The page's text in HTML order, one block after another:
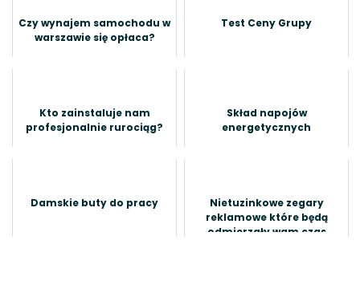
Czy wynajem samochodu w
warszawie się opłaca?
Test Ceny Grupy
Kto zainstaluje nam
profesjonalnie rurociąg?
Skład napojów
energetycznych
Damskie buty do pracy
Nietuzinkowe zegary
reklamowe które będą
odmierzały wam czas